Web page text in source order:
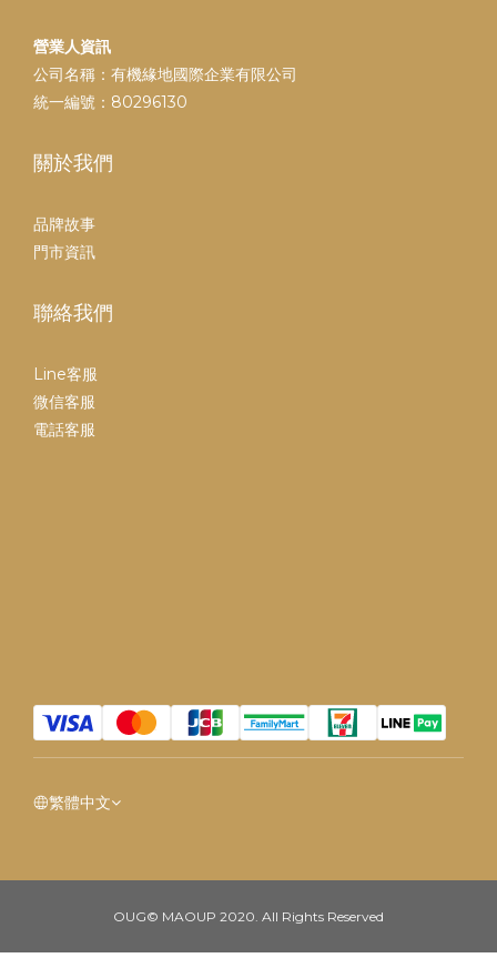
營業人資訊
公司名稱：有機緣地國際企業有限公司
統一編號：80296130
關於我們
品牌故事
門市資訊
聯絡我們
Line客服
微信客服
電話客服
繁體中文
OUG© MAOUP 2020. All Rights Reserved